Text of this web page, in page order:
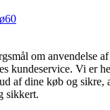
ø60
om anvendelse
kundeservice. Vi er
af dine køb og sikre,
sikkert.